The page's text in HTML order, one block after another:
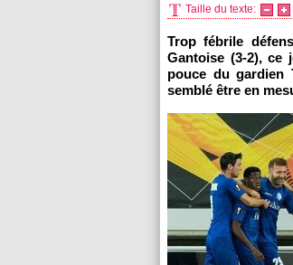
Taille du texte:
Trop fébrile
Gantoise (3-2), ce
pouce du gardien
semblé être en